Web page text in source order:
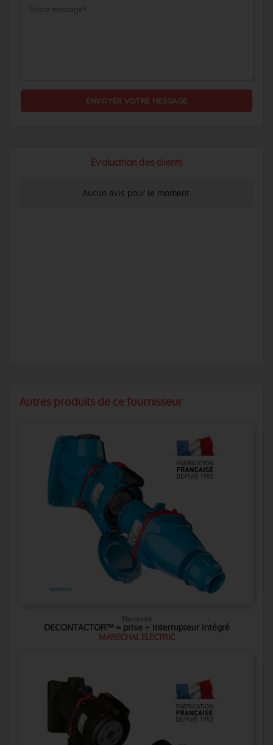
Evaluation des clients
Aucun avis pour le moment.
Autres produits de ce fournisseur
Electricité
DECONTACTOR™ = prise + interrupteur intégré
MARECHAL ELECTRIC